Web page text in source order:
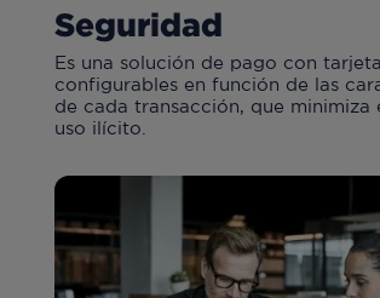
Seguridad
Es una solución de pago con
configurables en función de las
de cada transacción, que minimiza
uso ilícito.